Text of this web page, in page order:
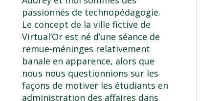
passionnés de technopédagogie.
Le concept de la ville fictive de
Virtual’Or est né d’une séance de
remue-méninges relativement
banale en apparence, alors que
nous nous questionnions sur les
façons de motiver les étudiants en
administration des affaires dans